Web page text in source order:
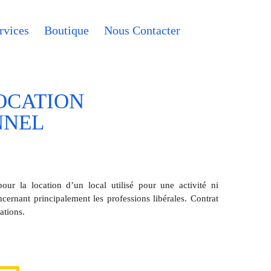
Boutique Nous Contacter
la location d’un local utilisé pour une activité ni
principalement les professions libérales. Contrat